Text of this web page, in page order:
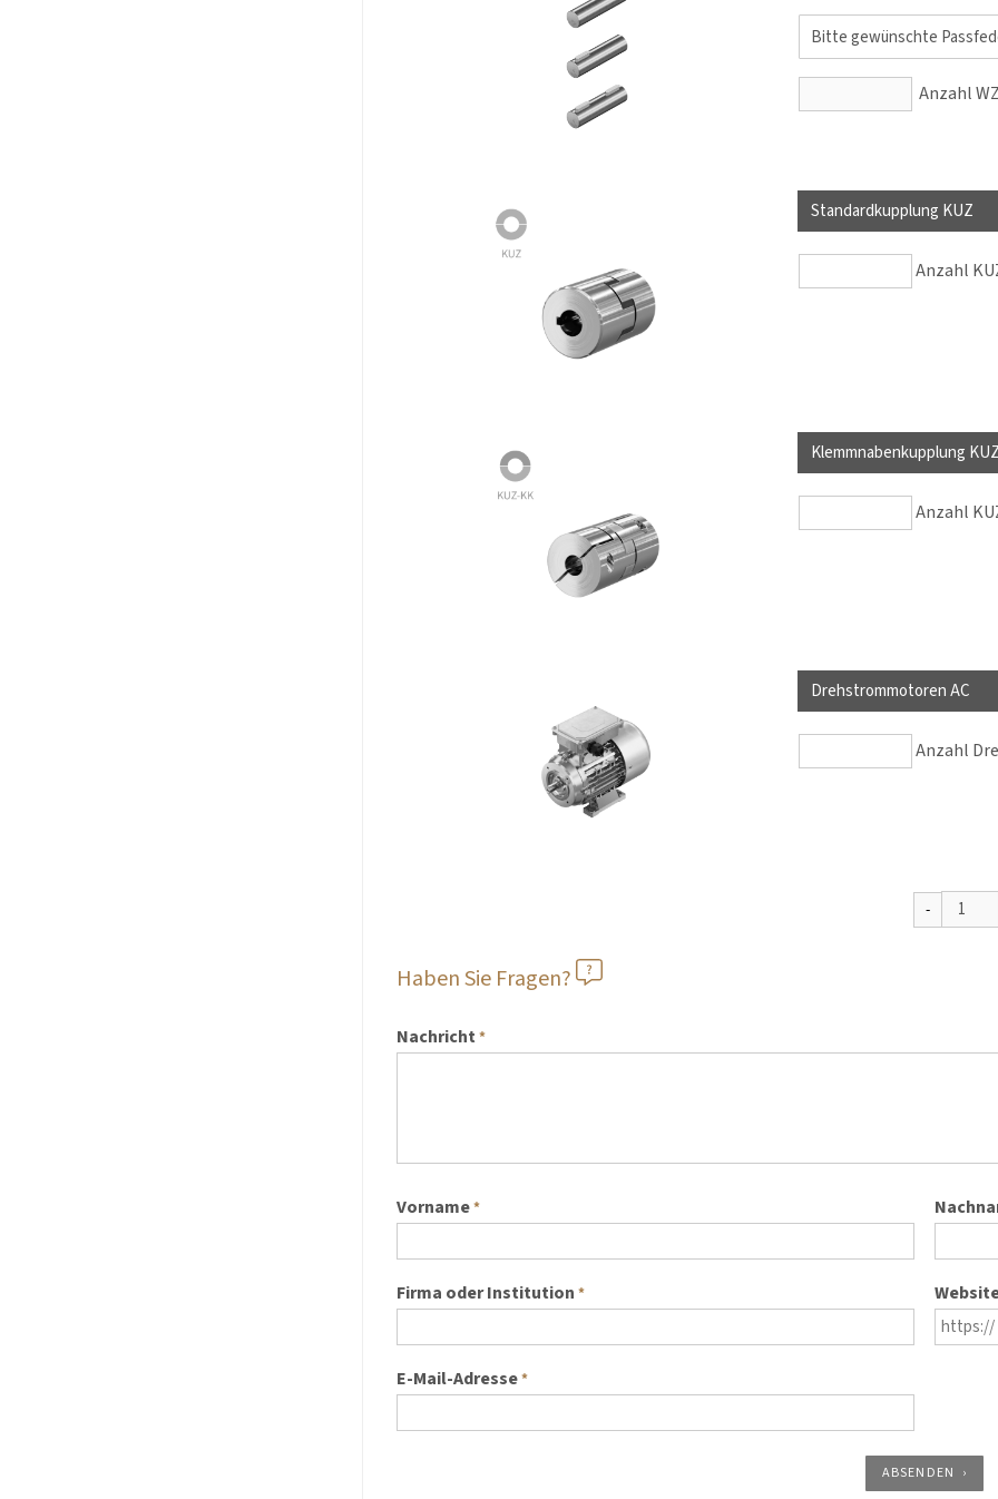
Anzahl
Standardkupplung KUZ
Anzahl
Klemmnabenkupplung
Anzahl
Drehstrommotoren AC
Anzahl
Haben Sie Fragen?
Nachricht*
Vorname*
Firma oder Institution *
E-Mail-Adresse*
ABSENDEN